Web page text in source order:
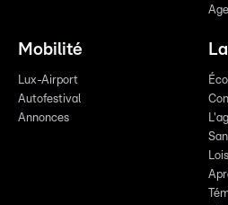
Mobilité
Lux-Airport
Autofestival
Annonces